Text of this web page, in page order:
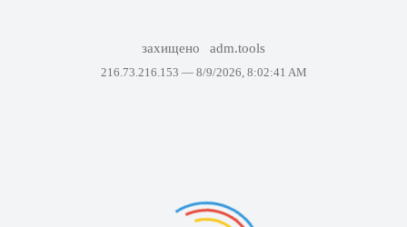
захищено adm.tools
216.73.216.153 — 8/9/2026, 8:02:41 AM